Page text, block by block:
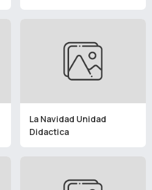
La Navidad Unidad
Didactica